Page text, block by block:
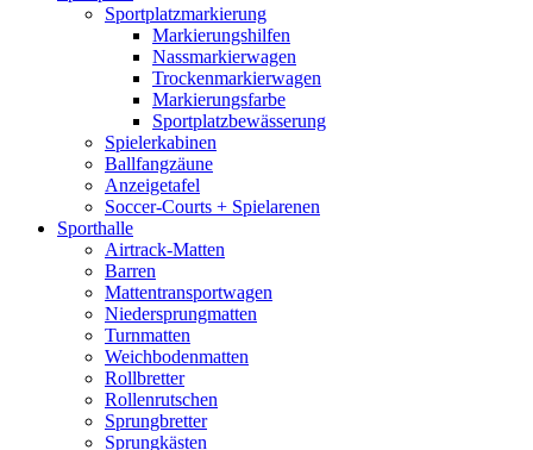
Sportplatzmarkierung
Markierungshilfen
Nassmarkierwagen
Trockenmarkierwagen
Markierungsfarbe
Sportplatzbewässerung
Spielerkabinen
Ballfangzäune
Anzeigetafel
Soccer-Courts + Spielarenen
Sporthalle
Airtrack-Matten
Barren
Mattentransportwagen
Niedersprungmatten
Turnmatten
Weichbodenmatten
Rollbretter
Rollenrutschen
Sprungbretter
Sprungkästen